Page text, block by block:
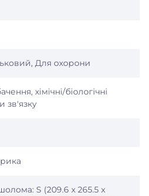
Для охорони
хімічні/біологічні
зв'язку
S (209.6 х 265.5 х